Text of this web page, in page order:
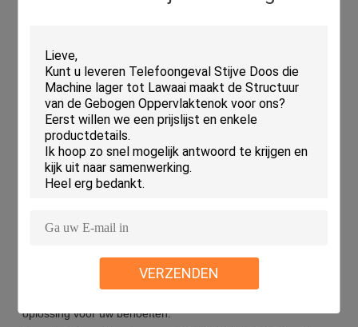
VERZENDEN
Werktijd
Operator
Tot vier
Lijmvolume
Verstelbaar 5L, 10L, 20L
Werkgrootte
1700*2500mm, 3000*2000mm, 3200*2000mm
Lijn, Dot, Spray
Verwarmingstijd
2 tot 30 minuten
Lifttafels
Automatische hoogteverstelling
Functie
Lijmverspreiding
Toepassingen:
De MAXWELL MGP Glue Plotter is een veelzijdige en
efficiënte machine die is ontworpen voor verschillende
producttoepassingen.Toepassingen van PVA-kleefstoffen, of
oplossing voor uw behoeften.